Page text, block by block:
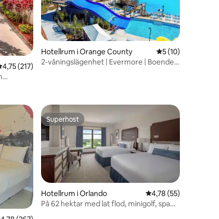
av 5 i genomsnittligt betyg, 217 omdömen
4,75 (217)
Hotellrum i Orange County 5 av 5 i
5 (10)
2-våningslägenhet | Evermore | Boende
Superhost
Superhost
Hotellrum i Orlando 4,78 av 5 i
4,78 (55)
På 62 hektar med lat flod, minigolf, spa